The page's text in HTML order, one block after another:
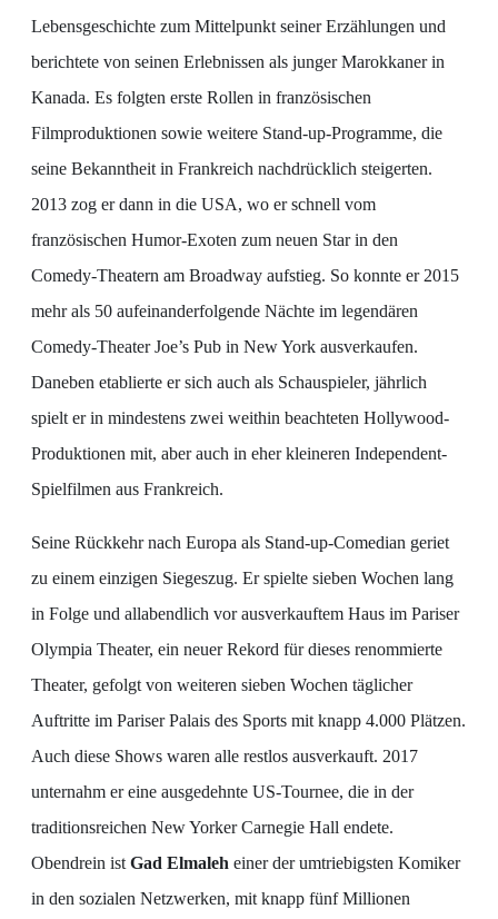
Lebensgeschichte zum Mittelpunkt seiner Erzählungen und
berichtete von seinen Erlebnissen als junger Marokkaner in
Kanada. Es folgten erste Rollen in französischen
Filmproduktionen sowie weitere Stand-up-Programme, die
seine Bekanntheit in Frankreich nachdrücklich steigerten.
2013 zog er dann in die USA, wo er schnell vom
französischen Humor-Exoten zum neuen Star in den
Comedy-Theatern am Broadway aufstieg. So konnte er 2015
mehr als 50 aufeinanderfolgende Nächte im legendären
Comedy-Theater Joe’s Pub in New York ausverkaufen.
Daneben etablierte er sich auch als Schauspieler, jährlich
spielt er in mindestens zwei weithin beachteten Hollywood-
Produktionen mit, aber auch in eher kleineren Independent-
Spielfilmen aus Frankreich.
Seine Rückkehr nach Europa als Stand-up-Comedian geriet
zu einem einzigen Siegeszug. Er spielte sieben Wochen lang
in Folge und allabendlich vor ausverkauftem Haus im Pariser
Olympia Theater, ein neuer Rekord für dieses renommierte
Theater, gefolgt von weiteren sieben Wochen täglicher
Auftritte im Pariser Palais des Sports mit knapp 4.000 Plätzen.
Auch diese Shows waren alle restlos ausverkauft. 2017
unternahm er eine ausgedehnte US-Tournee, die in der
traditionsreichen New Yorker Carnegie Hall endete.
Obendrein ist Gad Elmaleh einer der umtriebigsten Komiker
in den sozialen Netzwerken, mit knapp fünf Millionen